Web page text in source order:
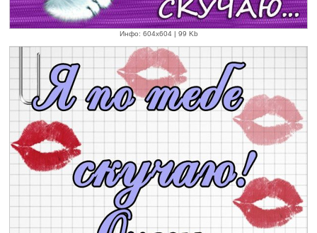
Инфо: 604х604 | 99 Kb